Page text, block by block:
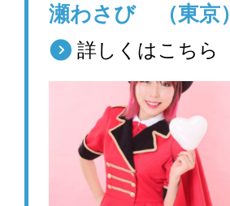
瀬わさび （東京）
詳しくはこちら